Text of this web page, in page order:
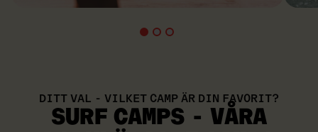
DITT VAL - VILKET CAMP ÄR DIN FAVORIT?
SURF CAMPS - VÅRA